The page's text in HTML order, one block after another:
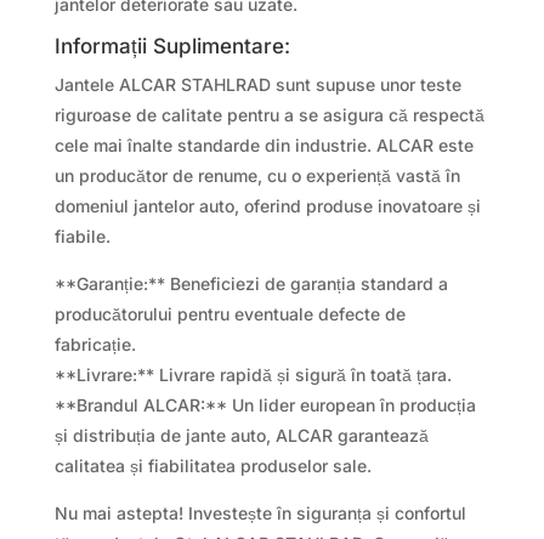
Informații Suplimentare:
Jantele ALCAR STAHLRAD sunt supuse unor teste
riguroase de calitate pentru a se asigura că respectă
cele mai înalte standarde din industrie. ALCAR este
un producător de renume, cu o experiență vastă în
domeniul jantelor auto, oferind produse inovatoare și
fiabile.
**Garanție:** Beneficiezi de garanția standard a
producătorului pentru eventuale defecte de
fabricație.
**Livrare:** Livrare rapidă și sigură în toată țara.
**Brandul ALCAR:** Un lider european în producția
și distribuția de jante auto, ALCAR garantează
calitatea și fiabilitatea produselor sale.
Nu mai astepta! Investește în siguranța și confortul